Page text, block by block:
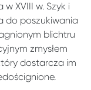
XVIII w. Szyk i
do poszukiwania
blichtru
zmysłem
dostarcza im